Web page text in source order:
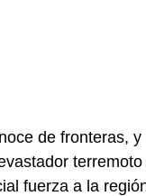
de fronteras,
fuerza a la